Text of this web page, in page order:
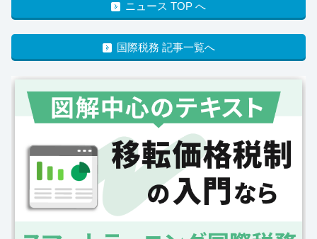
ニュース TOP へ
国際税務 記事一覧へ